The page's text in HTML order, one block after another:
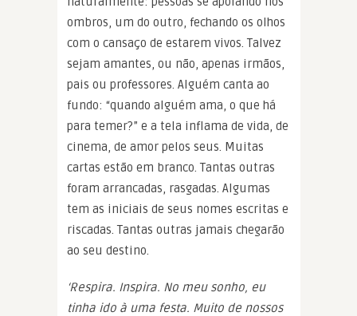
ombros, um do outro, fechando os olhos
com o cansaço de estarem vivos. Talvez
sejam amantes, ou não, apenas irmãos,
pais ou professores. Alguém canta ao
fundo: “quando alguém ama, o que há
para temer?” e a tela inflama de vida, de
cinema, de amor pelos seus. Muitas
cartas estão em branco. Tantas outras
foram arrancadas, rasgadas. Algumas
tem as iniciais de seus nomes escritas e
riscadas. Tantas outras jamais chegarão
ao seu destino.
‘Respira. Inspira. No meu sonho, eu
tinha ido à uma festa. Muito de nossos